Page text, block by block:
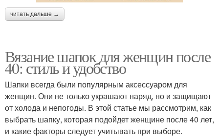
читать дальше →
Вязание шапок для женщин после
40: стиль и удобство
Шапки всегда были популярным аксессуаром для
женщин. Они не только украшают наряд, но и защищают
от холода и непогоды. В этой статье мы рассмотрим, как
выбрать шапку, которая подойдет женщине после 40 лет,
и какие факторы следует учитывать при выборе.